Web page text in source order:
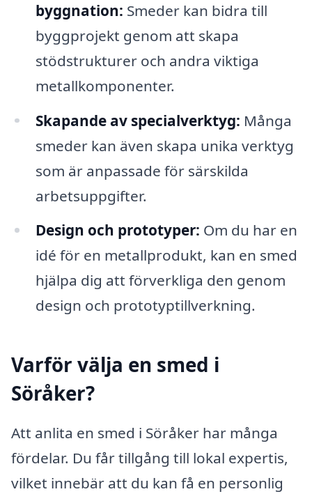
byggnation: Smeder kan bidra till
byggprojekt genom att skapa
stödstrukturer och andra viktiga
metallkomponenter.
Skapande av specialverktyg: Många
smeder kan även skapa unika verktyg
som är anpassade för särskilda
arbetsuppgifter.
Design och prototyper: Om du har en
idé för en metallprodukt, kan en smed
hjälpa dig att förverkliga den genom
design och prototyptillverkning.
Varför välja en smed i
Söråker?
Att anlita en smed i Söråker har många
fördelar. Du får tillgång till lokal expertis,
vilket innebär att du kan få en personlig